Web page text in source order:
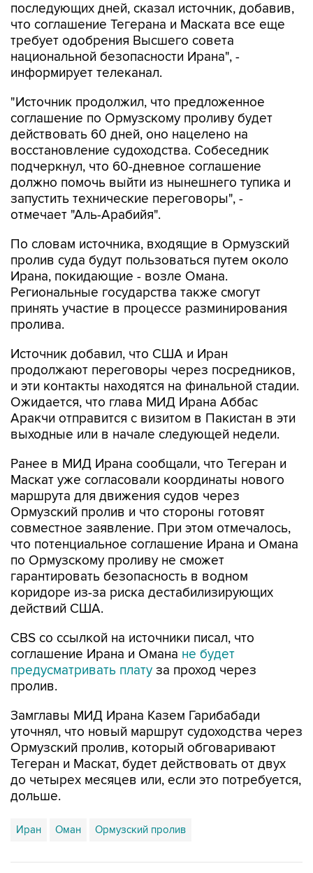
последующих дней, сказал источник, добавив,
что соглашение Тегерана и Маската все еще
требует одобрения Высшего совета
национальной безопасности Ирана", -
информирует телеканал.
"Источник продолжил, что предложенное
соглашение по Ормузскому проливу будет
действовать 60 дней, оно нацелено на
восстановление судоходства. Собеседник
подчеркнул, что 60-дневное соглашение
должно помочь выйти из нынешнего тупика и
запустить технические переговоры", -
отмечает "Аль-Арабийя".
По словам источника, входящие в Ормузский
пролив суда будут пользоваться путем около
Ирана, покидающие - возле Омана.
Региональные государства также смогут
принять участие в процессе разминирования
пролива.
Источник добавил, что США и Иран
продолжают переговоры через посредников,
и эти контакты находятся на финальной стадии.
Ожидается, что глава МИД Ирана Аббас
Аракчи отправится с визитом в Пакистан в эти
выходные или в начале следующей недели.
Ранее в МИД Ирана сообщали, что Тегеран и
Маскат уже согласовали координаты нового
маршрута для движения судов через
Ормузский пролив и что стороны готовят
совместное заявление. При этом отмечалось,
что потенциальное соглашение Ирана и Омана
по Ормузскому проливу не сможет
гарантировать безопасность в водном
коридоре из-за риска дестабилизирующих
действий США.
CBS со ссылкой на источники писал, что
соглашение Ирана и Омана не будет
предусматривать плату за проход через
пролив.
Замглавы МИД Ирана Казем Гарибабади
уточнял, что новый маршрут судоходства через
Ормузский пролив, который обговаривают
Тегеран и Маскат, будет действовать от двух
до четырех месяцев или, если это потребуется,
дольше.
Иран Оман Ормузский пролив